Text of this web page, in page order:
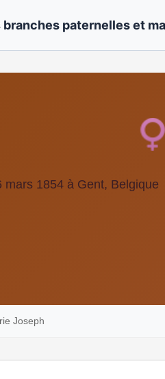
branches paternelles et
mars 1854 à Gent, Belgique
Joseph